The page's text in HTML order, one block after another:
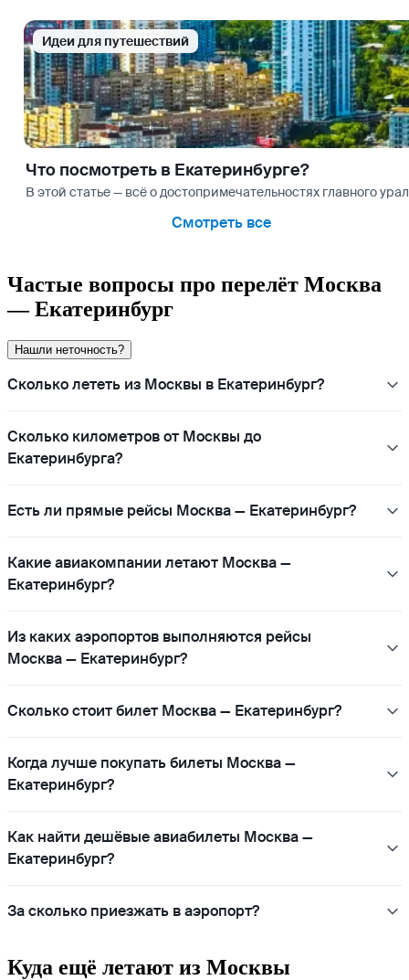
Идеи для путешествий
Что посмотреть в Екатеринбурге?
В этой статье — всё о достопримечательностях главного
Смотреть все
Частые вопросы про перелёт Москва
— Екатеринбург
Нашли неточность?
Сколько лететь из Москвы в Екатеринбург?
Сколько километров от Москвы до
Екатеринбурга?
Есть ли прямые рейсы Москва — Екатеринбург?
Какие авиакомпании летают Москва —
Екатеринбург?
Из каких аэропортов выполняются рейсы
Москва — Екатеринбург?
Сколько стоит билет Москва — Екатеринбург?
Когда лучше покупать билеты Москва —
Екатеринбург?
Как найти дешёвые авиабилеты Москва —
Екатеринбург?
За сколько приезжать в аэропорт?
Куда ещё летают из Москвы